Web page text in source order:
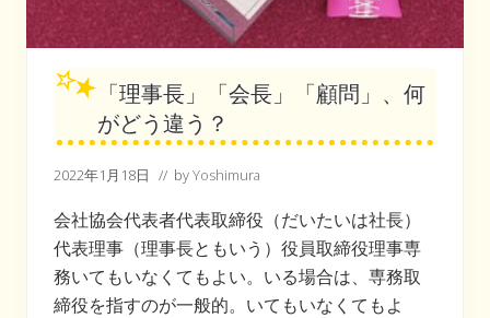
「理事長」「会長」「顧問」、何
がどう違う？
2022年1月18日 // byYoshimura
会社協会代表者代表取締役（だいたいは社長）
代表理事（理事長ともいう）役員取締役理事専
務いてもいなくてもよい。いる場合は、専務取
締役を指すのが一般的。いてもいなくてもよ